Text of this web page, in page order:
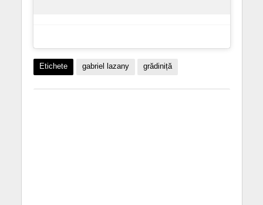
Etichete gabriel lazany grădiniță